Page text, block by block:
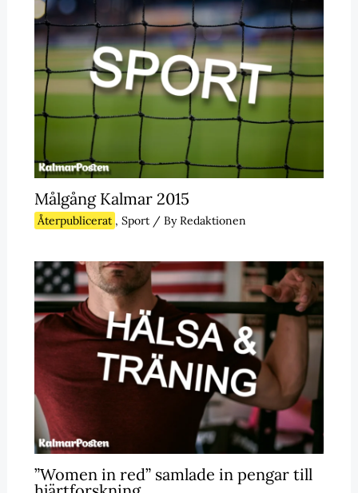
Målgång Kalmar 2015
Återpublicerat , Sport/ ByRedaktionen
”Women in red” samlade in pengar till